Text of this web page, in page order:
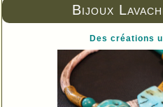
Bijoux
Des créations